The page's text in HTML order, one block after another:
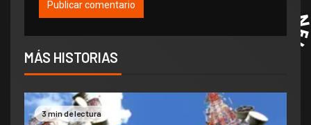
MÁS HISTORIAS
3 min de lectura